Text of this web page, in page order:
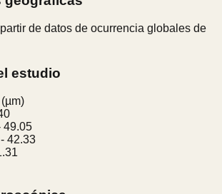
de datos de ocurrencia globales de
estudio
(µm)
49.05
- 42.33